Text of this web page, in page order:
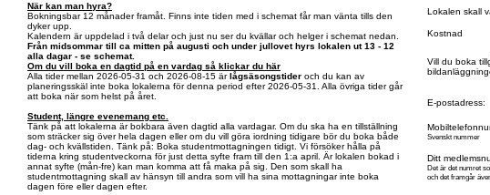
När kan man hyra?
Bokningsbar 12 månader framåt. Finns inte tiden med i schemat får man vänta tills den
dyker upp.
Kalendern är uppdelad i två delar och just nu ser du kvällar och helger i schemat nedan.
Från midsommar till ca mitten på augusti och under jullovet hyrs lokalen ut 13 - 12
alla dagar - se schemat.
Om du vill boka en dagtid på en vardag så klickar du här
Alla tider mellan 2026-05-31 och 2026-08-15 ärlågsäsongstider och du kan av
planeringsskäl inte boka lokalerna för denna period efter 2026-05-31. Alla övriga tider går
att boka när som helst på året.
Student, längre evenemang etc.
Tänk på att lokalerna är bokbara även dagtid alla vardagar. Om du ska ha en tillställning
som sträcker sig över hela dagen eller om du vill göra iordning tidigare bör du boka både
dag- och kvällstiden. Tänk på: Boka studentmottagningen tidigt. Vi försöker hålla på
tiderna kring studentveckorna för just detta syfte fram till den 1:a april. Är lokalen bokad i
annat syfte (mån-fre) kan man komma att få maka på sig. Den som skall ha
studentmottagning skall av hänsyn till andra som vill ha sina mottagningar inte boka
dagen före eller dagen efter.
Lokalen skall
Kostnad
Vill du boka
E-postadress:
Svenskt nummer
Ditt
Det är det numret
och det framgår